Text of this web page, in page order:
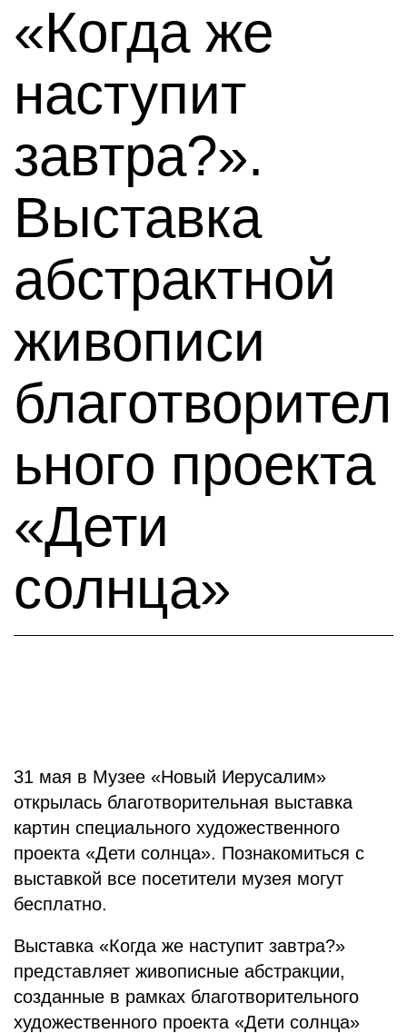
«Когда же
наступит
завтра?».
Выставка
абстрактной
живописи
благотворител
ьного проекта
«Дети
солнца»
31 мая в Музее «Новый Иерусалим»
открылась благотворительная выставка
картин специального художественного
проекта «Дети солнца». Познакомиться с
выставкой все посетители музея могут
бесплатно.
Выставка «Когда же наступит завтра?»
представляет живописные абстракции,
созданные в рамках благотворительного
художественного проекта «Дети солнца»